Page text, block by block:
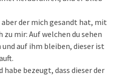
der mich gesandt hat, mit
zu mir: Auf welchen du sehen
auf ihm bleiben, dieser ist
habe bezeugt, dass dieser der